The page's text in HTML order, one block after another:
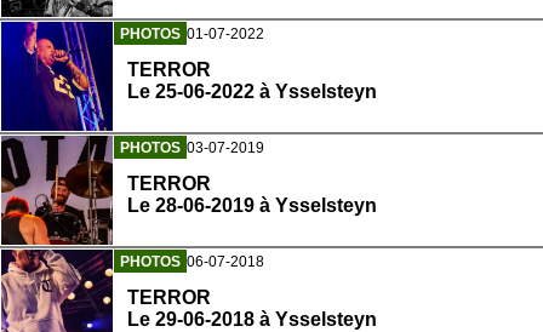
PHOTOS 01-07-2022
TERROR
Le 25-06-2022 à Ysselsteyn
PHOTOS 03-07-2019
TERROR
Le 28-06-2019 à Ysselsteyn
PHOTOS 06-07-2018
TERROR
Le 29-06-2018 à Ysselsteyn